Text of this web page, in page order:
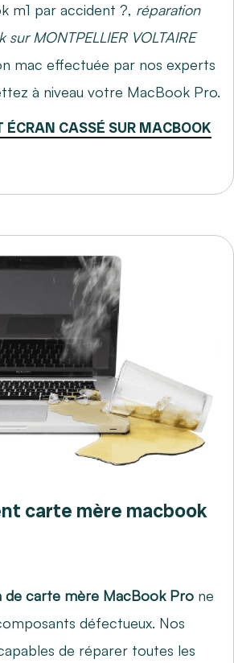
m1 par accident ?, réparation
MONTPELLIER VOLTAIRE
mac effectuée par nos experts
à niveau votre MacBook Pro.
ÉCRAN CASSÉ SUR MACBOOK
carte mère macbook
de carte mère MacBook Pro ne
défectueux. Nos
de réparer toutes les